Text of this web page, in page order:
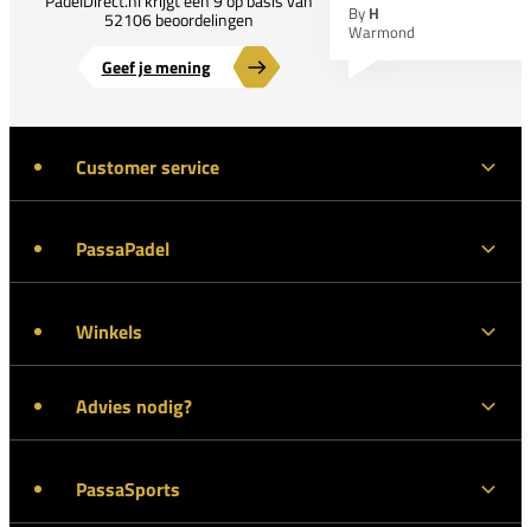
52106 beoordelingen
Geef je mening
By H
Warmond
Customer service
PassaPadel
Winkels
Advies nodig?
PassaSports